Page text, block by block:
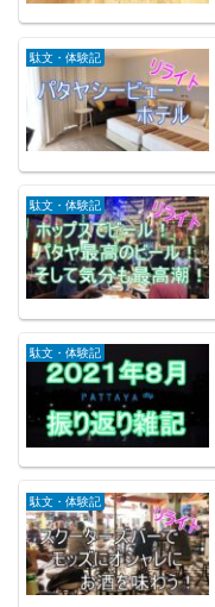
駄文・体験記
駄文・体験記
駄文・体験記
駄文・体験記